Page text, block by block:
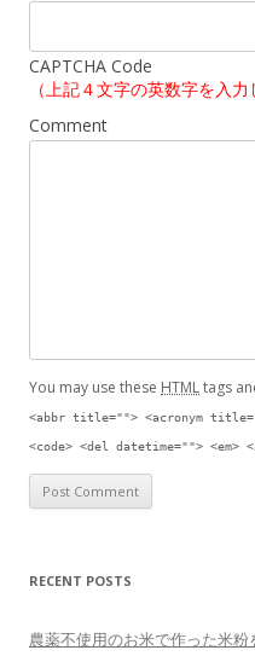
CAPTCHA Code
（上記４文字の英数字を入
Comment
You may use these HTMLtags
<abbr title=""> <acronym
<code> <del datetime="">
RECENT POSTS
農薬不使用のお米で作った米